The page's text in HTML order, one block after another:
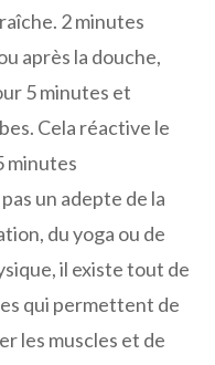
2 minutes
après la douche,
5 minutes et
Cela réactive le
minutes
pas un adepte de la
du yoga ou de
il existe tout de
qui permettent de
les muscles et de